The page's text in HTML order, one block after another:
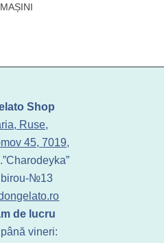
Shop
Ruse,
45, 7019,
birou-№13
de lucru
vineri: